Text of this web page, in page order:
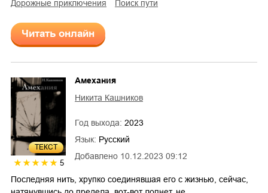
дорожные приключения
поиск пути
Читать онлайн
ТЕКСТ
5
Добавлено 10.12.2023 09:12
Амехания
Никита Кашников
Год выхода: 2023
Язык: Русский
Последняя нить, хрупко соединявшая его с жизнью, сейчас,